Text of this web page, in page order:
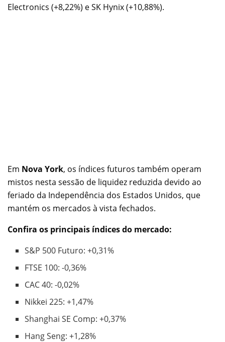
Electronics (+8,22%) e SK Hynix (+10,88%).
Em Nova York, os índices futuros também operam
mistos nesta sessão de liquidez reduzida devido ao
feriado da Independência dos Estados Unidos, que
mantém os mercados à vista fechados.
Confira os principais índices do mercado:
S&P 500 Futuro: +0,31%
FTSE 100: -0,36%
CAC 40: -0,02%
Nikkei 225: +1,47%
Shanghai SE Comp: +0,37%
Hang Seng: +1,28%